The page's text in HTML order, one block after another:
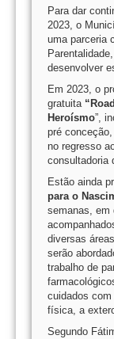
Para dar
2023, o
uma parceria
desenvolver
Em 2023, o
gratuita
Heroísmo”,
pré
no regresso
consultadoria
Estão ainda
para o
semanas, em
diversas
serão
trabalho de
cuidados
física, a
Segundo